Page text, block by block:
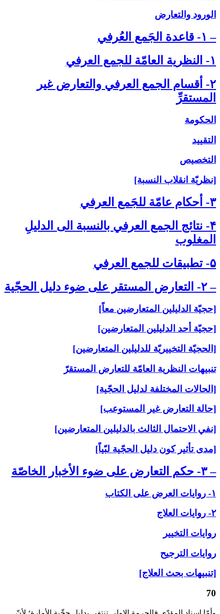
الورود والتعارض
– ۱- قاعدة الجَمع العُرفي‏
۱- النظرية العامّة للجمع العرفي‏
۲- أقسام الجمع العرفي والتعارض غير
المستقرِّ
الحكومة
التقييد
التخصيص
[نظريّة انقلاب النسبة]
۳- أحكام عامّة للجَمع العرفي‏
۴- نتائج الجمع العرفي بالنسبة الى‏ الدليلِ
المغلوب‏
۵- تطبيقات للجمع العرفي‏
– ۲- التعارض المستقر على‏ ضوء دليل الحجّية
[حجيّة الدليلين المتعارضين معاً]
[حجيّة أحد الدليلين المتعارضين]
[الحجيّة التخييريّة للدليلين المتعارضين]
تنبيهات النظرية العامّة للتعارض المستقرّ
[الحالات المختلفة لدليل الحجّية]
[حالة التعارض غير المستوعب]
[نفي الاحتمال الثالث بالدليلين المتعارضين]
[مدى تأثير كون دليل الحجّية لبّياً]
– ۳- حكم التعارض على‏ ضوء الأخبار الخاصّة
۱- روايات العرض على‏ الكتاب
۲- روايات العلاج‏
روايات التخيير
روايات الترجيح
[تنبيهات بحث العلاج]
70